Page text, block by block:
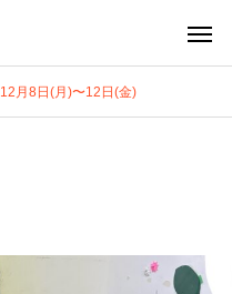
12月8日(月)〜12日(金)